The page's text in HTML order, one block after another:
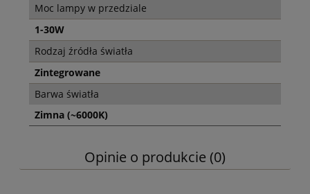
Moc lampy w przedziale
1-30W
Rodzaj źródła światła
Zintegrowane
Barwa światła
Zimna (~6000K)
Opinie o produkcie (0)